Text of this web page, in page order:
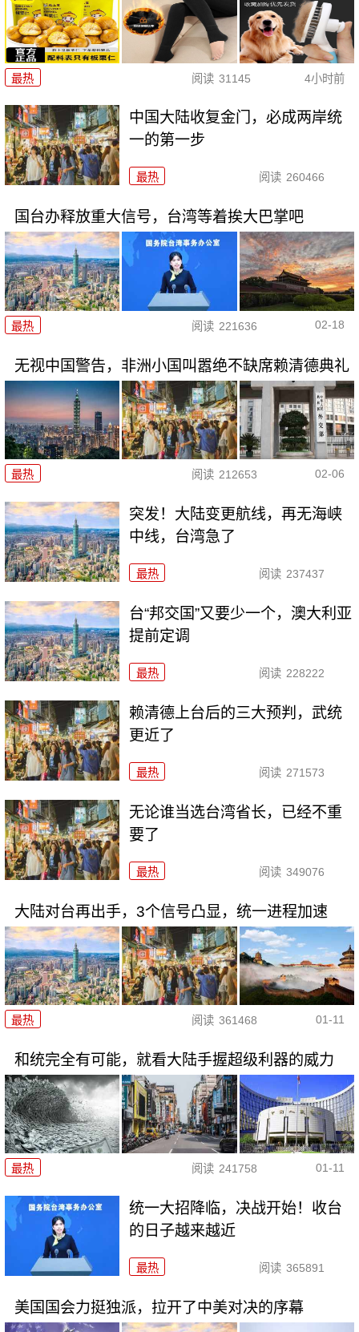
最热 阅读 31145 4小时前
中国大陆收复金门，必成两岸统
一的第一步
最热 阅读 260466
国台办释放重大信号，台湾等着挨大巴掌吧
最热 阅读 221636 02-18
无视中国警告，非洲小国叫嚣绝不缺席赖清德典礼
最热 阅读 212653 02-06
突发！大陆变更航线，再无海峡
中线，台湾急了
最热 阅读 237437
台“邦交国”又要少一个，澳大利亚
提前定调
最热 阅读 228222
赖清德上台后的三大预判，武统
更近了
最热 阅读 271573
无论谁当选台湾省长，已经不重
要了
最热 阅读 349076
大陆对台再出手，3个信号凸显，统一进程加速
最热 阅读 361468 01-11
和统完全有可能，就看大陆手握超级利器的威力
最热 阅读 241758 01-11
统一大招降临，决战开始！收台
的日子越来越近
最热 阅读 365891
美国国会力挺独派，拉开了中美对决的序幕